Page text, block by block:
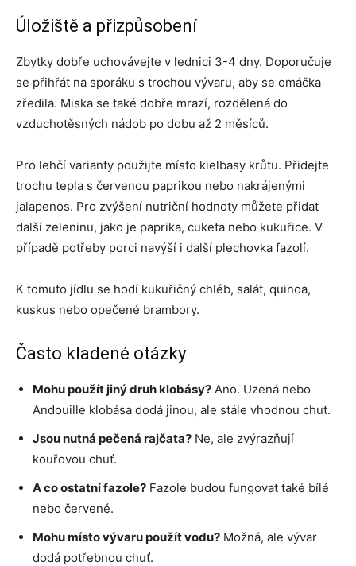
Úložiště a přizpůsobení
Zbytky dobře uchovávejte v lednici 3-4 dny. Doporučuje
se přihřát na sporáku s trochou vývaru, aby se omáčka
zředila. Miska se také dobře mrazí, rozdělená do
vzduchotěsných nádob po dobu až 2 měsíců.
Pro lehčí varianty použijte místo kielbasy krůtu. Přidejte
trochu tepla s červenou paprikou nebo nakrájenými
jalapenos. Pro zvýšení nutriční hodnoty můžete přidat
další zeleninu, jako je paprika, cuketa nebo kukuřice. V
případě potřeby porci navýší i další plechovka fazolí.
K tomuto jídlu se hodí kukuřičný chléb, salát, quinoa,
kuskus nebo opečené brambory.
Často kladené otázky
Mohu použít jiný druh klobásy? Ano. Uzená nebo
Andouille klobása dodá jinou, ale stále vhodnou chuť.
Jsou nutná pečená rajčata? Ne, ale zvýrazňují
kouřovou chuť.
A co ostatní fazole? Fazole budou fungovat také bílé
nebo červené.
Mohu místo vývaru použít vodu? Možná, ale vývar
dodá potřebnou chuť.